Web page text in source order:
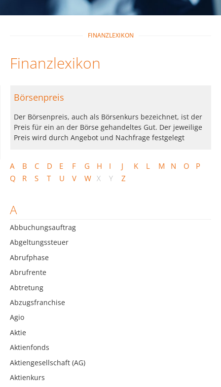
FINANZLEXIKON
Finanzlexikon
A B C D E F G H I J K L M N O
P
Q
R S T U V W X Y Z
A
Abbuchungsauftrag
Abgeltungssteuer
Abrufphase
Abrufrente
Abtretung
Abzugsfranchise
Agio
Aktie
Aktienfonds
Aktiengesellschaft (AG)
Aktienkurs
Börsenpreis
Der Börsenpreis, auch als Börsenkurs bezeichnet, ist der
Preis für ein an der Börse gehandeltes Gut. Der jeweilige
Preis wird durch Angebot und Nachfrage festgelegt